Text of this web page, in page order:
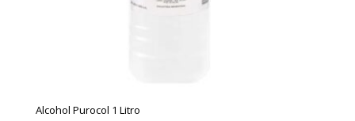
Alcohol Purocol 1 Litro